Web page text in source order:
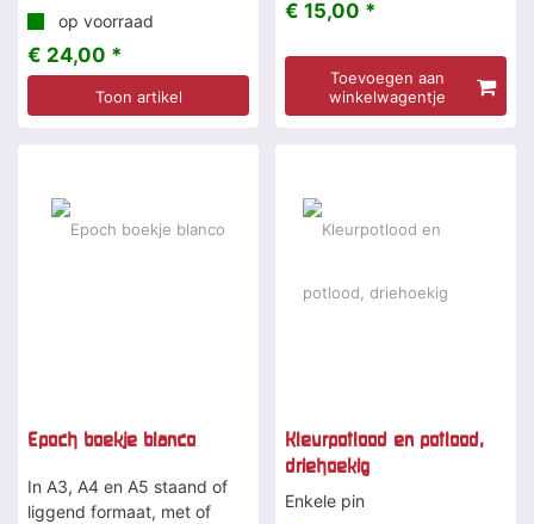
op voorraad
€ 24,00 *
Toon artikel
€ 15,00 *
Toevoegen aan
winkelwagentje
Epoch boekje blanco
In A3, A4 en A5 staand of
liggend formaat, met of
Kleurpotlood en potlood,
driehoekig
Enkele pin